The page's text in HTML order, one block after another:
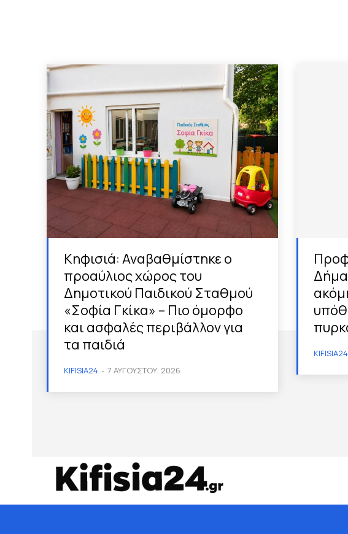
Κηφισιά: Αναβαθμίστηκε ο
προαύλιος χώρος του
Δημοτικού Παιδικού Σταθμού
«Σοφία Γκίκα» – Πιο όμορφο
και ασφαλές περιβάλλον για
τα παιδιά
KIFISIA24 - 7 ΑΥΓΟΎΣΤΟΥ, 2026
KIFISIA24